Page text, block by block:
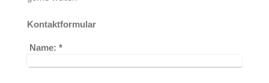
Kontaktformular
Name: *